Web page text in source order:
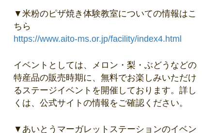
▼米粉のピザ焼き体験教室についての情報はこ
ちら
https://www.aito-ms.or.jp/facility/index4.html
イベントとしては、メロン・梨・ぶどうなどの
特産品の販売時期に、無料でお楽しみいただけ
るステージイベントを開催しております。詳し
くは、公式サイトの情報をご確認ください。
▼あいとうマーガレットステーションのイベン